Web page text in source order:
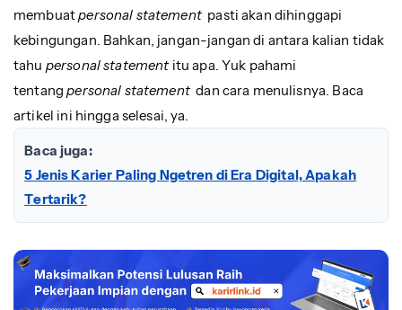
membuatpersonal statement pasti akan dihinggapi
kebingungan. Bahkan, jangan-jangan di antara kalian tidak
tahu personal statement itu apa. Yuk pahami
tentangpersonal statement dan cara menulisnya. Baca
artikel ini hingga selesai, ya.
Baca juga:
5 Jenis Karier Paling Ngetren di Era Digital, Apakah
Tertarik?